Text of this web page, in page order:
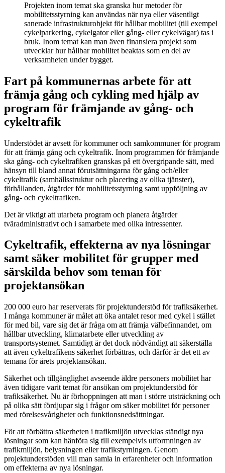
Projekten inom temat ska granska hur metoder för
mobilitetsstyrning kan användas när nya eller väsentligt
sanerade infrastrukturobjekt för hållbar mobilitet (till exempel
cykelparkering, cykelgator eller gång- eller cykelvägar) tas i
bruk. Inom temat kan man även finansiera projekt som
utvecklar hur hållbar mobilitet beaktas som en del av
verksamheten under bygget.
Fart på kommunernas arbete för att
främja gång och cykling med hjälp av
program för främjande av gång- och
cykeltrafik
Understödet är avsett för kommuner och samkommuner för program
för att främja gång och cykeltrafik. Inom programmen för främjande
ska gång- och cykeltrafiken granskas på ett övergripande sätt, med
hänsyn till bland annat förutsättningarna för gång och/eller
cykeltrafik (samhällsstruktur och placering av olika tjänster),
förhållanden, åtgärder för mobilitetsstyrning samt uppföljning av
gång- och cykeltrafiken.
Det är viktigt att utarbeta program och planera åtgärder
tväradministrativt och i samarbete med olika intressenter.
Cykeltrafik, effekterna av nya lösningar
samt säker mobilitet för grupper med
särskilda behov som teman för
projektansökan
200 000 euro har reserverats för projektunderstöd för trafiksäkerhet.
I många kommuner är målet att öka antalet resor med cykel i stället
för med bil, vare sig det är fråga om att främja välbefinnandet, om
hållbar utveckling, klimatarbete eller utveckling av
transportsystemet. Samtidigt är det dock nödvändigt att säkerställa
att även cykeltrafikens säkerhet förbättras, och därför är det ett av
temana för årets projektansökan.
Säkerhet och tillgänglighet avseende äldre personers mobilitet har
även tidigare varit temat för ansökan om projektunderstöd för
trafiksäkerhet. Nu är förhoppningen att man i större utsträckning och
på olika sätt fördjupar sig i frågor om säker mobilitet för personer
med rörelsesvårigheter och funktionsnedsättningar.
För att förbättra säkerheten i trafikmiljön utvecklas ständigt nya
lösningar som kan hänföra sig till exempelvis utformningen av
trafikmiljön, belysningen eller trafikstyrningen. Genom
projektunderstöden vill man samla in erfarenheter och information
om effekterna av nya lösningar.